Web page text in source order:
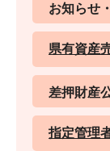
お知らせ
県有資産
差押財産
指定管理